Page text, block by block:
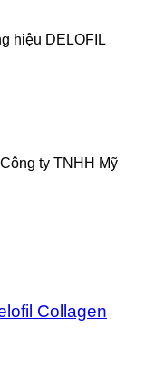
hiệu DELOFIL
ty TNHH Mỹ
Collagen